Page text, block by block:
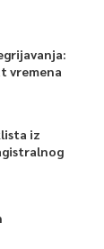
vremena
iz